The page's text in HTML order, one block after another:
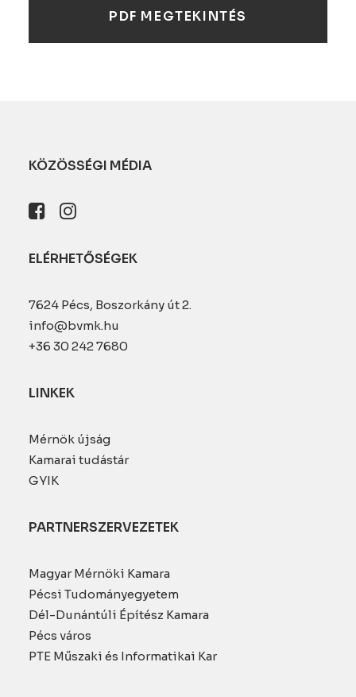
PDF MEGTEKINTÉS
KÖZÖSSÉGI MÉDIA
ELÉRHETŐSÉGEK
7624 Pécs, Boszorkány út 2.
info@bvmk.hu
+36 30 242 7680
LINKEK
Mérnök újság
Kamarai tudástár
GYIK
PARTNERSZERVEZETEK
Magyar Mérnöki Kamara
Pécsi Tudományegyetem
Dél-Dunántúli Építész Kamara
Pécs város
PTE Műszaki és Informatikai Kar